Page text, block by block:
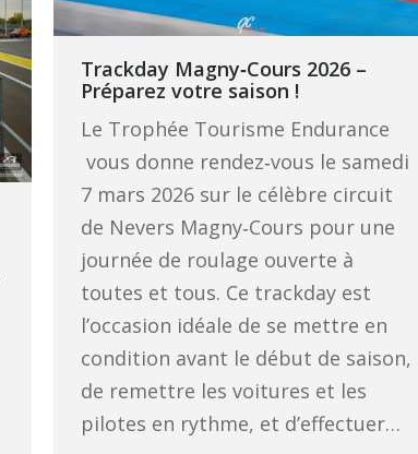
Trackday Magny‑Cours 2026 –
Préparez votre saison !
Le Trophée Tourisme Endurance
vous donne rendez‑vous le samedi
7 mars 2026 sur le célèbre circuit
de Nevers Magny‑Cours pour une
journée de roulage ouverte à
toutes et tous. Ce trackday est
l’occasion idéale de se mettre en
condition avant le début de saison,
de remettre les voitures et les
pilotes en rythme, et d’effectuer…